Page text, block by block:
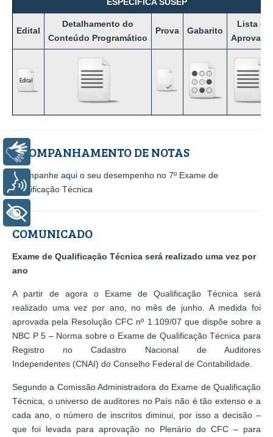
Edital
Detalhamento do
Conteúdo Programático
Prova Gabarito
Lista de
ACOMPANHAMENTO DE NOTAS
Acompanhe aqui o seu desempenho no 7º Exame de
Qualificação Técnica
COMUNICADO
Exame de Qualificação Técnica será realizado uma vez por
ano
A partir de agora o Exame de Qualificação Técnica será
realizado uma vez por ano, no mês de junho. A medida foi
aprovada pela Resolução CFC nº 1.109/07 que dispõe sobre a
NBC P 5 – Norma sobre o Exame de Qualificação Técnica para
Registro no Cadastro Nacional de Auditores
Independentes (CNAI) do Conselho Federal de Contabilidade.
Segundo a Comissão Administradora do Exame de Qualificação
Técnica, o universo de auditores no País não é tão extenso e a
cada ano, o número de inscritos diminui, por isso a decisão –
que foi levada para aprovação no Plenário do CFC – para
Libras